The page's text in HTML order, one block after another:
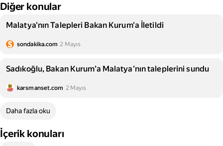
Diğer konular
Malatya'nın Talepleri Bakan Kurum'a İletildi
sondakika.com 2 Mayıs
Sadıkoğlu, Bakan Kurum’a Malatya’nın taleplerini sundu
karsmanset.com 2 Mayıs
Daha fazla oku
İçerik konuları